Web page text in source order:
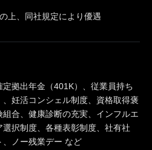
上、同社規定により優遇
拠出年金（401K）、従業員持ち
妊活コンシェル制度、資格取得褒
合、健康診断の充実、インフルエ
択制度、各種表彰制度、社有社
ノー残業デー など